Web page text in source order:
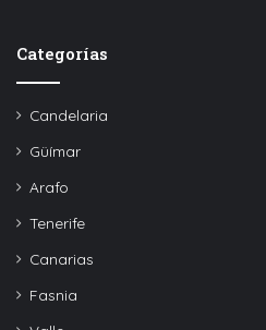
Categorías
Candelaria
Güímar
Arafo
Tenerife
Canarias
Fasnia